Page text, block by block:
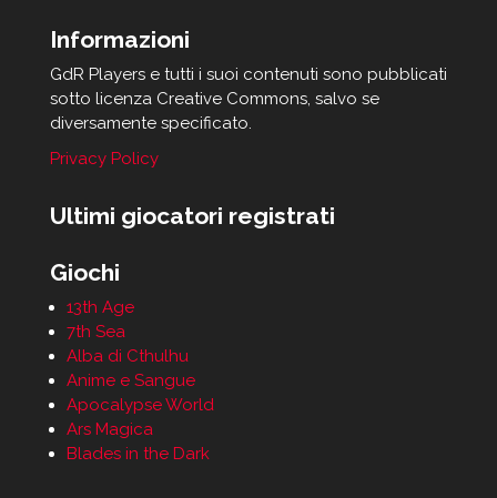
Informazioni
GdR Players e tutti i suoi contenuti sono pubblicati
sotto licenza Creative Commons, salvo se
diversamente specificato.
Privacy Policy
Ultimi giocatori registrati
Giochi
13th Age
7th Sea
Alba di Cthulhu
Anime e Sangue
Apocalypse World
Ars Magica
Blades in the Dark